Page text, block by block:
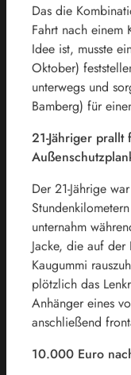
Das die
Fahrt nach einem
Idee ist, musste
Oktober)
unterwegs und
Bamberg) für
21-Jähriger
Der 21-Jährige
unternahm
Jacke, die auf
Kaugummi
plötzlich das
Anhänger eines
anschließend
10.000 Euro